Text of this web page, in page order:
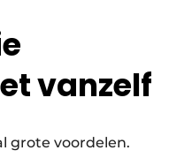
vanzelf
grote voordelen.